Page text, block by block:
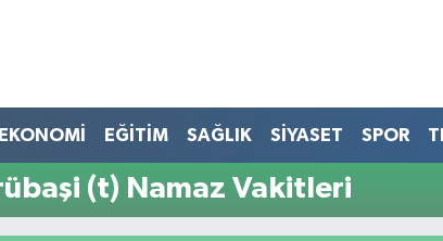
EKONOMİ EĞİTİM SAĞLIK SİYASET SPOR
(t) Namaz Vakitleri